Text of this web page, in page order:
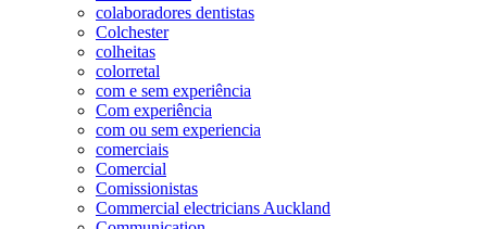
colaboradores dentistas
Colchester
colheitas
colorretal
com e sem experiência
Com experiência
com ou sem experiencia
comerciais
Comercial
Comissionistas
Commercial electricians Auckland